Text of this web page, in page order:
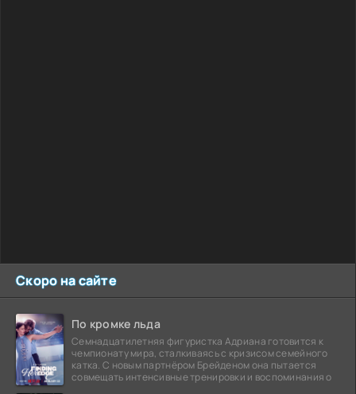
Скоро на сайте
По кромке льда
Семнадцатилетняя фигуристка Адриана готовится к
чемпионату мира, сталкиваясь с кризисом семейного
катка. С новым партнёром Брейденом она пытается
совмещать интенсивные тренировки и воспоминания о